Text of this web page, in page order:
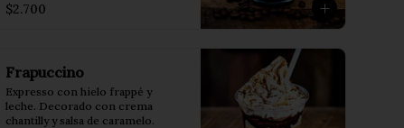
$2.700
Frapuccino
Expresso con hielo frappé y
leche. Decorado con crema
chantilly y salsa de caramelo.